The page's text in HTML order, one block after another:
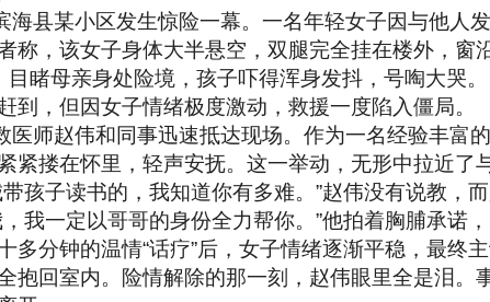
海县某小区发生惊险一幕。一名年轻女子因与他人
称，该女子身体大半悬空，双腿完全挂在楼外，窗
睹母亲身处险境，孩子吓得浑身发抖，号啕大哭。
到，但因女子情绪极度激动，救援一度陷入僵局。
医师赵伟和同事迅速抵达现场。作为一名经验丰富
紧搂在怀里，轻声安抚。这一举动，无形中拉近了
孩子读书的，我知道你有多难。”赵伟没有说教，
我一定以哥哥的身份全力帮你。”他拍着胸脯承诺
多分钟的温情“话疗”后，女子情绪逐渐平稳，最终
抱回室内。险情解除的那一刻，赵伟眼里全是泪。